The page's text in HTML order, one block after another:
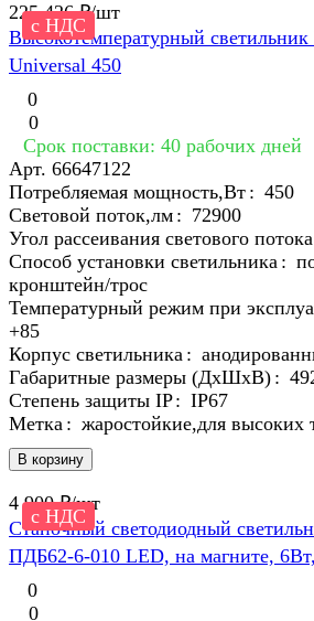
с НДС
225 426 ₽/шт
Высокотемпературный
Universal 450
0
0
Срок поставки: 40 рабочих дней
Арт. 66647122
В корзину
Потребляемая мощность,Вт : 450
Световой поток,лм : 72900
Угол рассеивания светового потока
Способ установки светильника :
кронштейн/трос
Температурный режим при
+85
Корпус светильника :
Габаритные размеры (ДхШхВ) :
Степень защиты IP : IP67
Метка : жаростойкие,для высоких
с НДС
4 900 ₽/шт
Станочный светодиодный
ПДБ62-6-010 LED, на магните,
0
0